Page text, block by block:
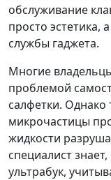
обслуживание
просто эстетика,
службы гаджета.
Многие
проблемой
салфетки. Однако
микрочастицы
жидкости
специалист
ультрабук,